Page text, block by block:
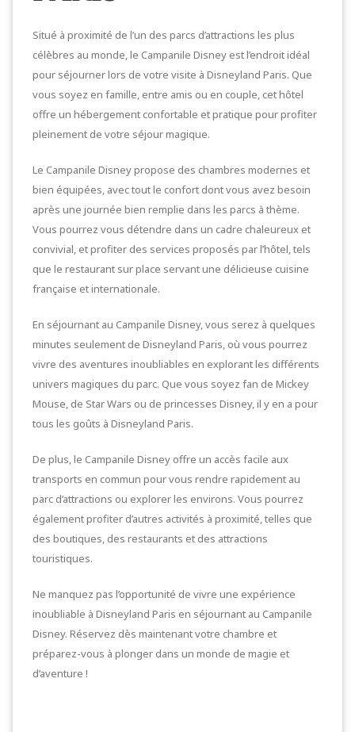
Situé à proximité de l’un des parcs d’attractions les plus
célèbres au monde, le Campanile Disney est l’endroit idéal
pour séjourner lors de votre visite à Disneyland Paris. Que
vous soyez en famille, entre amis ou en couple, cet hôtel
offre un hébergement confortable et pratique pour profiter
pleinement de votre séjour magique.
Le Campanile Disney propose des chambres modernes et
bien équipées, avec tout le confort dont vous avez besoin
après une journée bien remplie dans les parcs à thème.
Vous pourrez vous détendre dans un cadre chaleureux et
convivial, et profiter des services proposés par l’hôtel, tels
que le restaurant sur place servant une délicieuse cuisine
française et internationale.
En séjournant au Campanile Disney, vous serez à quelques
minutes seulement de Disneyland Paris, où vous pourrez
vivre des aventures inoubliables en explorant les différents
univers magiques du parc. Que vous soyez fan de Mickey
Mouse, de Star Wars ou de princesses Disney, il y en a pour
tous les goûts à Disneyland Paris.
De plus, le Campanile Disney offre un accès facile aux
transports en commun pour vous rendre rapidement au
parc d’attractions ou explorer les environs. Vous pourrez
également profiter d’autres activités à proximité, telles que
des boutiques, des restaurants et des attractions
touristiques.
Ne manquez pas l’opportunité de vivre une expérience
inoubliable à Disneyland Paris en séjournant au Campanile
Disney. Réservez dès maintenant votre chambre et
préparez-vous à plonger dans un monde de magie et
d’aventure !